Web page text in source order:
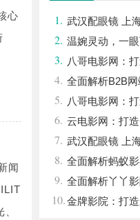
心
闻
1. 武汉配眼镜 上
2. 温婉灵动，一
眉眼唇，才是你整
女生的气质加分项
3. 八哥电影网：
台的创新之路
4. 全面解析B2B
势
5. 八哥电影网：
的平台解析
6. 云电影网：打
时代平台
7. 武汉配眼镜 上
8. 全面解析蚂蚁
台的崛起与发展
9. 全面解析丫丫
的最佳选择
10.金牌影院：打